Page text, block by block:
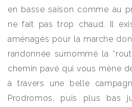
en basse saison comme au
ne fait pas trop chaud. Il
aménagés pour la marche
randonnée surnommé la
chemin pavé qui vous mène
à travers une belle
Prodromos, puis plus bas